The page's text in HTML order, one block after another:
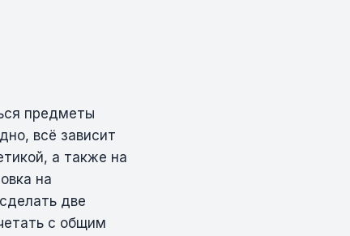
предметы
всё зависит
а также на
на
две
с общим